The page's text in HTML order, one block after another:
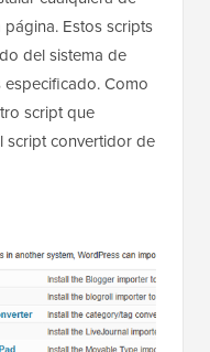
Estos scripts
del sistema de
Como
script que
script convertidor de